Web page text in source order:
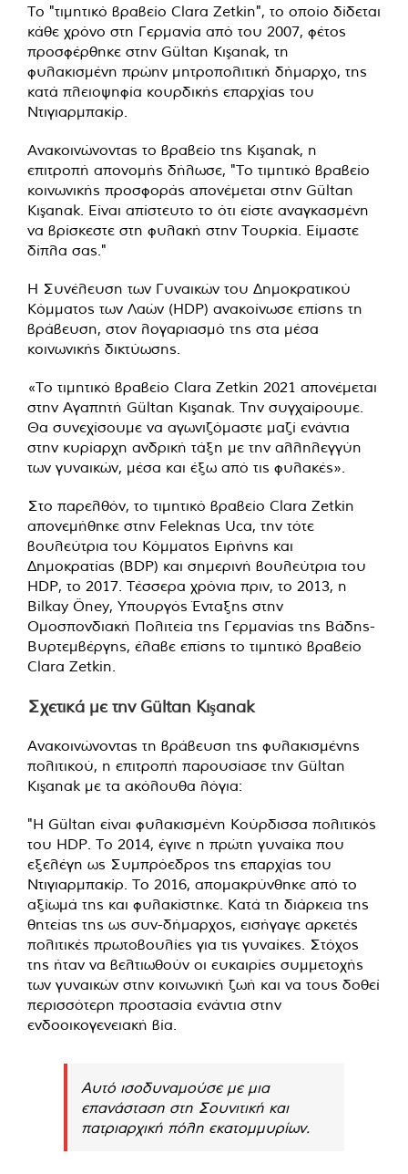
Το "τιμητικό βραβείο Clara Zetkin", το οποίο δίδεται
κάθε χρόνο στη Γερμανία από του 2007, φέτος
προσφέρθηκε στην Gültan Kışanak, τη
φυλακισμένη πρώην μητροπολιτική δήμαρχο, της
κατά πλειοψηφία κουρδικής επαρχίας του
Ντιγιαρμπακίρ.
Ανακοινώνοντας το βραβείο της Kışanak, η
επιτροπή απονομής δήλωσε, "Το τιμητικό βραβείο
κοινωνικής προσφοράς απονέμεται στην Gültan
Kışanak. Είναι απίστευτο το ότι είστε αναγκασμένη
να βρίσκεστε στη φυλακή στην Τουρκία. Είμαστε
δίπλα σας."
Η Συνέλευση των Γυναικών του Δημοκρατικού
Κόμματος των Λαών (HDP) ανακοίνωσε επίσης τη
βράβευση, στον λογαριασμό της στα μέσα
κοινωνικής δικτύωσης.
«Το τιμητικό βραβείο Clara Zetkin 2021 απονέμεται
στην Αγαπητή Gültan Kışanak. Την συγχαίρουμε.
Θα συνεχίσουμε να αγωνιζόμαστε μαζί ενάντια
στην κυρίαρχη ανδρική τάξη με την αλληλεγγύη
των γυναικών, μέσα και έξω από τις φυλακές».
Στο παρελθόν, το τιμητικό βραβείο Clara Zetkin
απονεμήθηκε στην Feleknas Uca, την τότε
βουλεύτρια του Κόμματος Ειρήνης και
Δημοκρατίας (BDP) και σημερινή βουλεύτρια του
HDP, το 2017. Τέσσερα χρόνια πριν, το 2013, η
Bilkay Öney, Υπουργός Ένταξης στην
Ομοσπονδιακή Πολιτεία της Γερμανίας της Βάδης-
Βυρτεμβέργης, έλαβε επίσης το τιμητικό βραβείο
Clara Zetkin.
Σχετικά με την Gültan Kışanak
Ανακοινώνοντας τη βράβευση της φυλακισμένης
πολιτικού, η επιτροπή παρουσίασε την Gültan
Kışanak με τα ακόλουθα λόγια:
"Η Gültan είναι φυλακισμένη Κούρδισσα πολιτικός
του HDP. Το 2014, έγινε η πρώτη γυναίκα που
εξελέγη ως Συμπρόεδρος της επαρχίας του
Ντιγιαρμπακίρ. Το 2016, απομακρύνθηκε από το
αξίωμά της και φυλακίστηκε. Κατά τη διάρκεια της
θητείας της ως συν-δήμαρχος, εισήγαγε αρκετές
πολιτικές πρωτοβουλίες για τις γυναίκες. Στόχος
της ήταν να βελτιωθούν οι ευκαιρίες συμμετοχής
των γυναικών στην κοινωνική ζωή και να τους δοθεί
περισσότερη προστασία ενάντια στην
ενδοοικογενειακή βία.
Αυτό ισοδυναμούσε με μια
επανάσταση στη Σουνιτική και
πατριαρχική πόλη εκατομμυρίων.